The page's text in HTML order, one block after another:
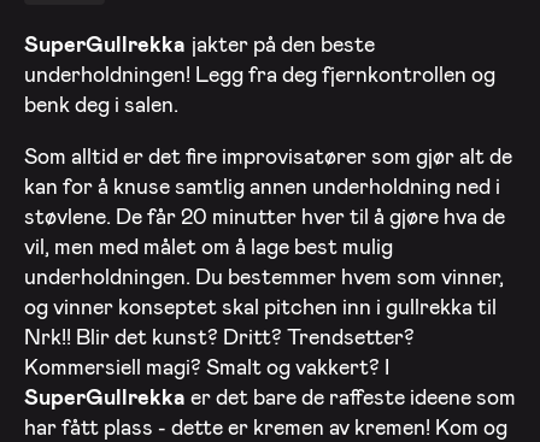
SuperGullrekka jakter på den beste
underholdningen! Legg fra deg fjernkontrollen og
benk deg i salen.
Som alltid er det fire improvisatører som gjør alt de
kan for å knuse samtlig annen underholdning ned i
støvlene. De får 20 minutter hver til å gjøre hva de
vil, men med målet om å lage best mulig
underholdningen. Du bestemmer hvem som vinner,
og vinner konseptet skal pitchen inn i gullrekka til
Nrk!! Blir det kunst? Dritt? Trendsetter?
Kommersiell magi? Smalt og vakkert? I
SuperGullrekka er det bare de raffeste ideene som
har fått plass - dette er kremen av kremen! Kom og